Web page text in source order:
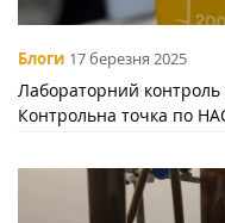
Блоги 17 березня 2025
Лабораторний контроль
Контрольна точка по